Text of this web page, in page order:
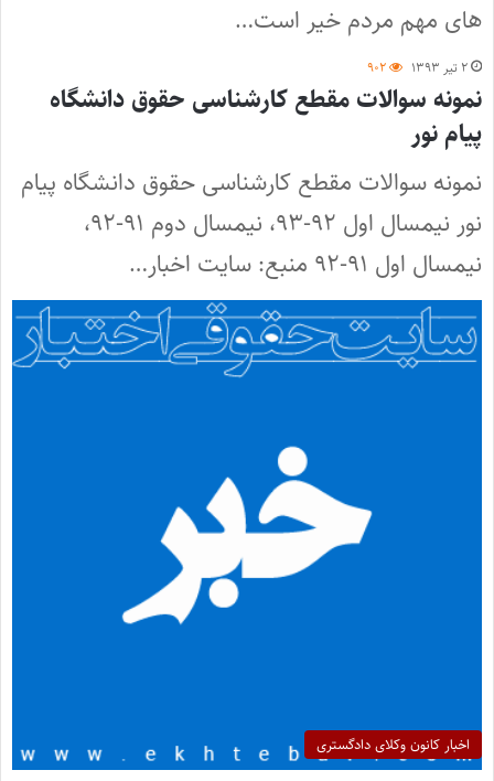
های مهم مردم خیر است…
۲ تیر ۱۳۹۳ ۹۰۲
نمونه سوالات مقطع کارشناسی حقوق دانشگاه
پیام نور
نمونه سوالات مقطع کارشناسی حقوق دانشگاه پیام
نور نیمسال اول ۹۲-۹۳، نیمسال دوم ۹۱-۹۲،
نیمسال اول ۹۱-۹۲ منبع: سایت اخبار…
اخبار کانون وکلای دادگستری